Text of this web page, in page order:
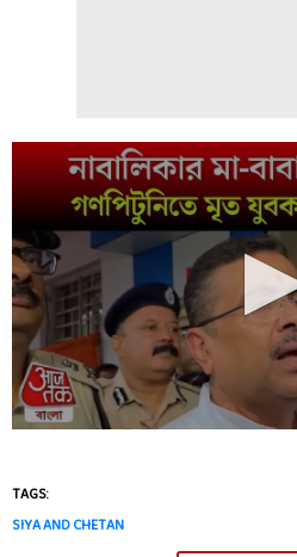
TAGS:
SIYA AND CHETAN